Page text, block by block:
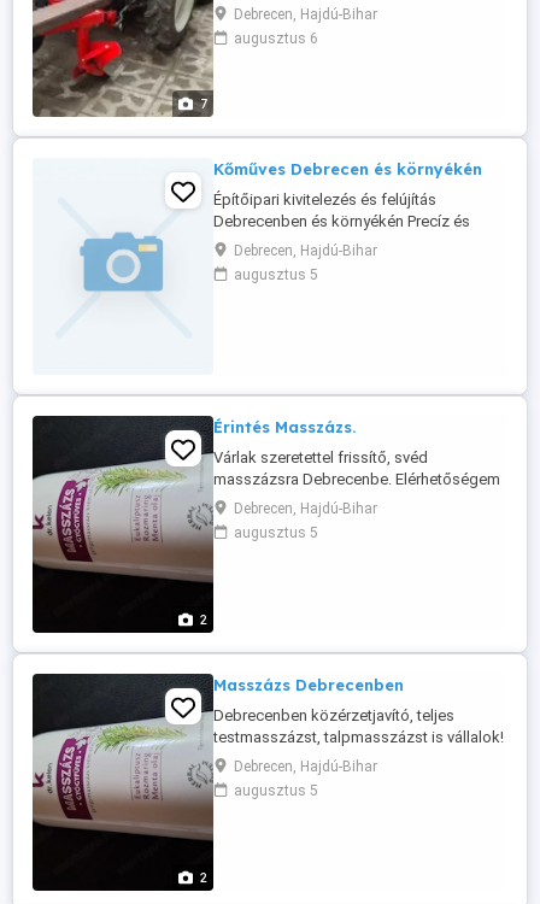
7
zártkerti ingatlanok, kiskertek talaj
művelését. Garantált, precíz
munkavégzés! Növénytermesztő-Gépész
Debrecen, Hajdú-Bihar
augusztus 6
Kőműves Debrecen és környékén
Építőipari kivitelezés és felújítás
Debrecenben és környékén Precíz és
megbízható kivitelezést vállalunk
lakossági megrendelők részére
Debrecenben és környékén.
Debrecen, Hajdú-Bihar
augusztus 5
2
Érintés Masszázs.
Várlak szeretettel frissítő, svéd
masszázsra Debrecenbe. Elérhetőségem
9-21 óráig telefonon, illetve viberen! 9- 19-
ig dolgozom! Légy ápolt önmagadra!
Debrecen, Hajdú-Bihar
augusztus 5
2
Masszázs Debrecenben
Debrecenben közérzetjavító, teljes
testmasszázst, talpmasszázst is vállalok!
Szélhámosok kíméljenek! 9- 20 óráig
dolgozom hétköznap! Elérhetőség
telefonon 9-21 óráig. Régi vendégeimet és
Debrecen, Hajdú-Bihar
augusztus 5